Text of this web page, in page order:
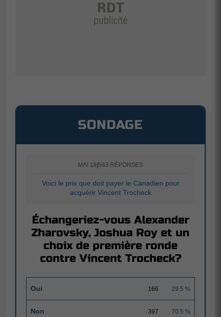
SONDAGE
MAI 18 563 RÉPONSES
Voici le prix que doit payer le Canadien pour
acquérir Vincent Trocheck
Échangeriez-vous Alexander
Zharovsky, Joshua Roy et un
choix de première ronde
contre Vincent Trocheck?
Oui 166 29.5 %
Non 397 70.5 %